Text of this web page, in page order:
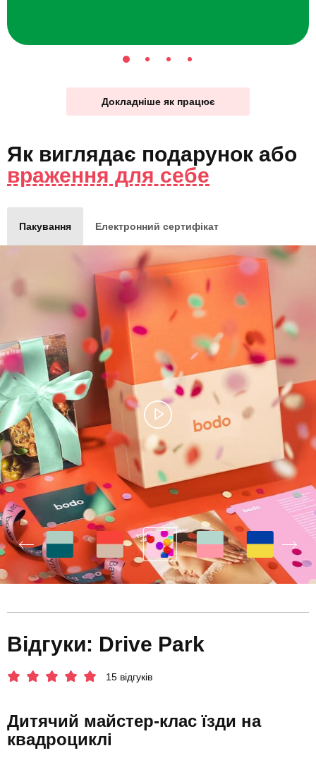
Докладніше як працює
Як виглядає подарунок або
враження для себе
Пакування Електронний сертифікат
Відгуки: Drive Park
15 відгуків
Дитячий майстер-клас їзди на
квадроциклі